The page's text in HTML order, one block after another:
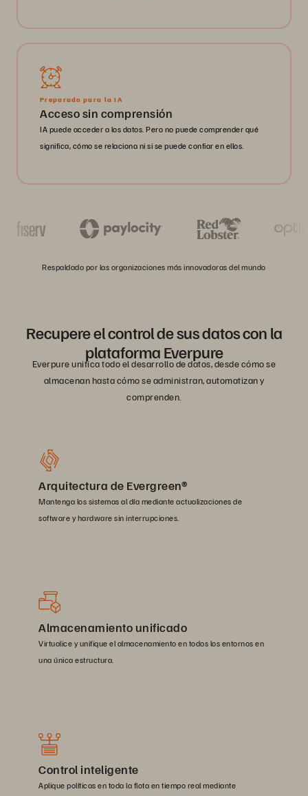
Preparado para la IA
Acceso sin comprensión
IA puede acceder a los datos. Pero no puede comprender qué
significa, cómo se relaciona ni si se puede confiar en ellos.
Respaldado por las organizaciones más innovadoras del mundo
Recupere el control de sus datos con la
plataforma Everpure
Everpure unifica todo el desarrollo de datos, desde cómo se
almacenan hasta cómo se administran, automatizan y
comprenden.
Arquitectura de Evergreen®
Mantenga los sistemas al día mediante actualizaciones de
software y hardware sin interrupciones.
Almacenamiento unificado
Virtualice y unifique el almacenamiento en todos los entornos en
una única estructura.
Control inteligente
Aplique políticas en toda la flota en tiempo real mediante